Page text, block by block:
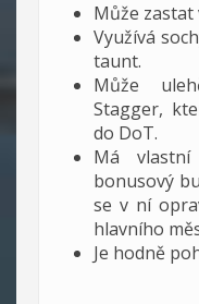
Může zastat
Využívá
taunt.
Může
Stagger,
do DoT.
Má
bonusový
se v ní
hlavního
Je hodně